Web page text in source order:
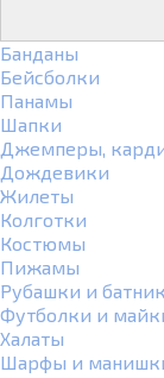
Банданы
Бейсболки
Панамы
Шапки
Джемперы,
Дождевики
Жилеты
Колготки
Костюмы
Пижамы
Рубашки и
Футболки и
Халаты
Шарфы и